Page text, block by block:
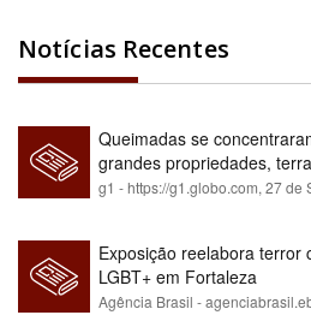
Notícias Recentes
Queimadas se
grandes propriedades,
relatório
g1 - https://g1.globo.com, 27 de
Exposição reelabora terror
LGBT+ em Fortaleza
Agência Brasil -